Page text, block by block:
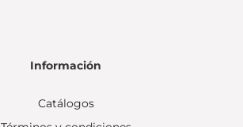
Información
Catálogos